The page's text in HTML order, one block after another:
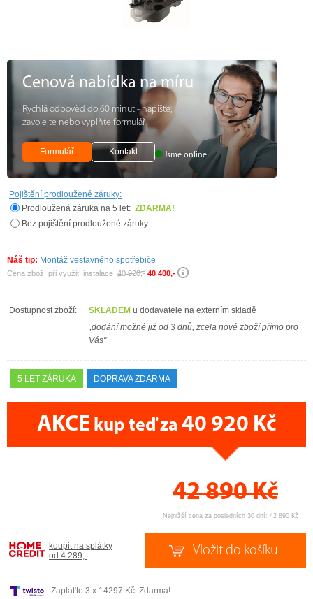
Cenová nabídka na míru
Rychlá odpověď do 60 minut - napište,
zavolejte nebo vyplňte formulář
Formulář Kontakt Jsme online
Pojištění prodloužené záruky:
Prodloužená záruka na 5 let: ZDARMA!
Bez pojištění prodloužené záruky
Náš tip: Montáž vestavného spotřebiče
Cena zboží při využití instalace 40 920,- 40 400,-
Dostupnost zboží: SKLADEM u dodavatele na externím skladě
„dodání možné již od 3 dnů, zcela nové zboží přímo pro
Vás"
5 LET ZÁRUKA DOPRAVA ZDARMA
AKCE kup teď za 40 920 Kč
42 890Kč
Nejnižší cena za posledních 30 dní: 42 890 Kč
koupit na splátky
od 4 289,-
Zaplaťte 3 x 14297 Kč. Zdarma!